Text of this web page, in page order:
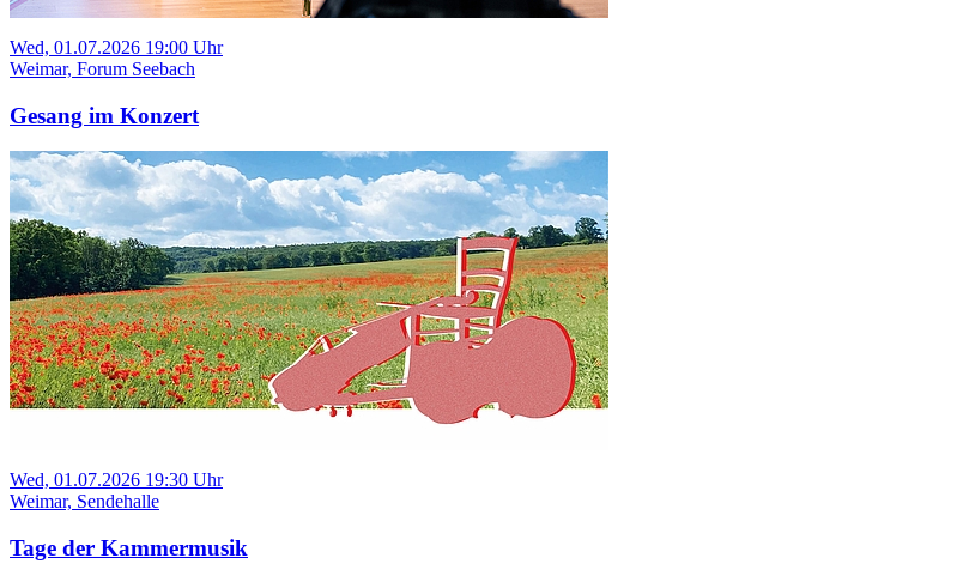
Wed, 01.07.2026 19:00 Uhr
Weimar, Forum Seebach
Gesang im Konzert
Wed, 01.07.2026 19:30 Uhr
Weimar, Sendehalle
Tage der Kammermusik